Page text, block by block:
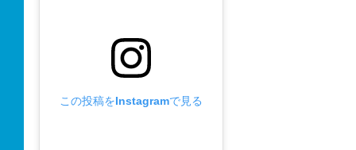
この投稿をInstagramで見る